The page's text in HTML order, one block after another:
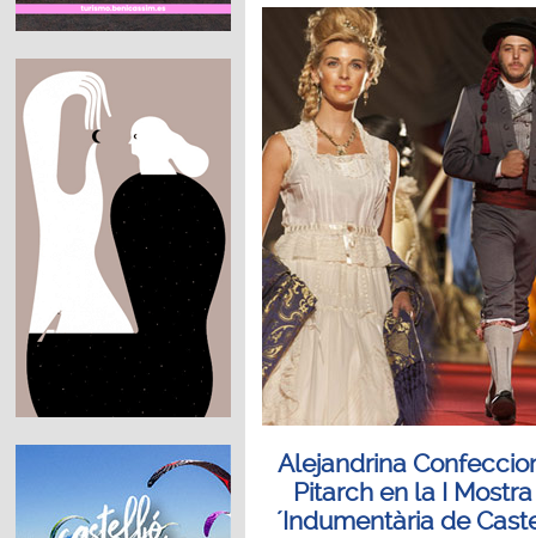
Alejandrina
Pitarch en la I
´Indumentària de